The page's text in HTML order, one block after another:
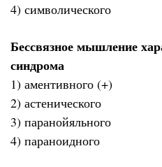
4) символического
Бессвязное мышление
синдрома
1) аментивного (+)
2) астенического
3) паранойяльного
4) параноидного